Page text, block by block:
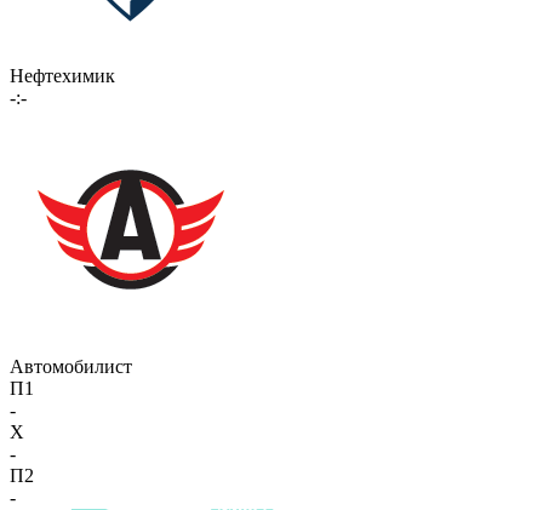
Нефтехимик
-:-
Автомобилист
П1
-
X
-
П2
-